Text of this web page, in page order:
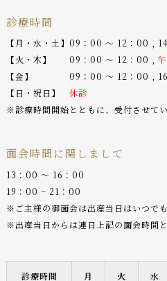
診療時間
【月・水・土】09：00 〜 12：00 ,
【火・木】 09：00 〜 12：00 ,
【金】 09：00 〜 12：00 , 16
【日・祝日】 休診
※診療時間開始とともに、受付させてい
面会時間に関しまして
13：00 〜 16：00
19：00 ~ 21：00
※ご主様の御面会は出産当日はいつでも
※出産当日からは連日上記の面会時間と
診療時間 月 火 水